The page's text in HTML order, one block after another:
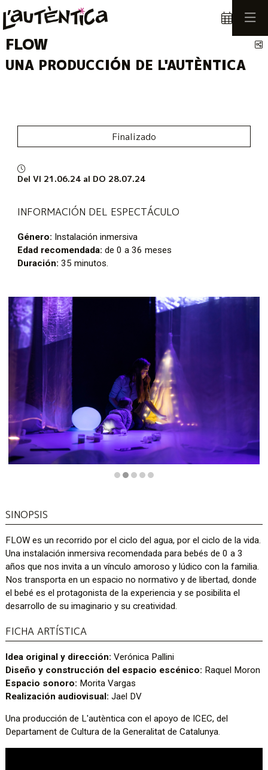
FLOW
UNA PRODUCCIÓN DE L'AUTÈNTICA
Finalizado
Del VI 21.06.24 al DO 28.07.24
INFORMACIÓN DEL ESPECTÁCULO
Género: Instalación inmersiva
Edad recomendada: de 0 a 36 meses
Duración: 35 minutos.
SINOPSIS
FLOW es un recorrido por el ciclo del agua, por el ciclo de la vida.
Una instalación inmersiva recomendada para bebés de 0 a 3
años que nos invita a un vínculo amoroso y lúdico con la familia.
Nos transporta en un espacio no normativo y de libertad, donde
el bebé es el protagonista de la experiencia y se posibilita el
desarrollo de su imaginario y su creatividad.
FICHA ARTÍSTICA
Idea original y dirección: Verónica Pallini
Diseño y construcción del espacio escénico: Raquel Moron
Espacio sonoro: Morita Vargas
Realización audiovisual: Jael DV
Una producción de L'autèntica con el apoyo de ICEC, del
Departament de Cultura de la Generalitat de Catalunya.